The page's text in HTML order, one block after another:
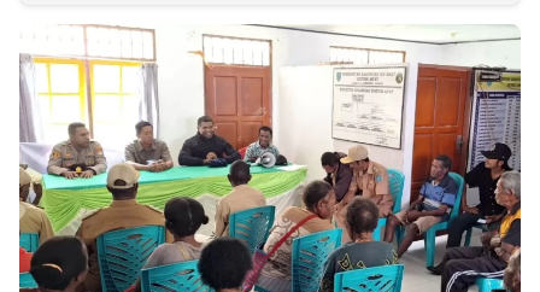
INDONESIA
Partner
Insight
NTB
Suara
Time
Lens
IDN
Daily
Jogja
Jalan
Rakyat
Idealita
News
Kita
Notice
Dinamikapost.com
Radar
Baru
Seedbacklink
Follow
Kabarbaru